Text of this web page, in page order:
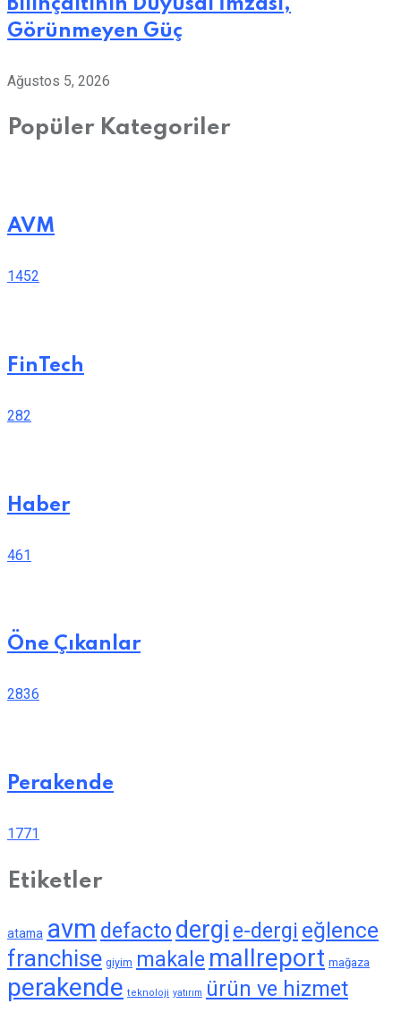
Bilinçaltının Duyusal İmzası,
Görünmeyen Güç
Ağustos 5, 2026
Popüler Kategoriler
AVM
1452
FinTech
282
Haber
461
Öne Çıkanlar
2836
Perakende
1771
Etiketler
atama avm defacto dergi e-dergi eğlence
franchise giyim makale mallreport mağaza
perakende teknoloji yatırım ürün ve hizmet